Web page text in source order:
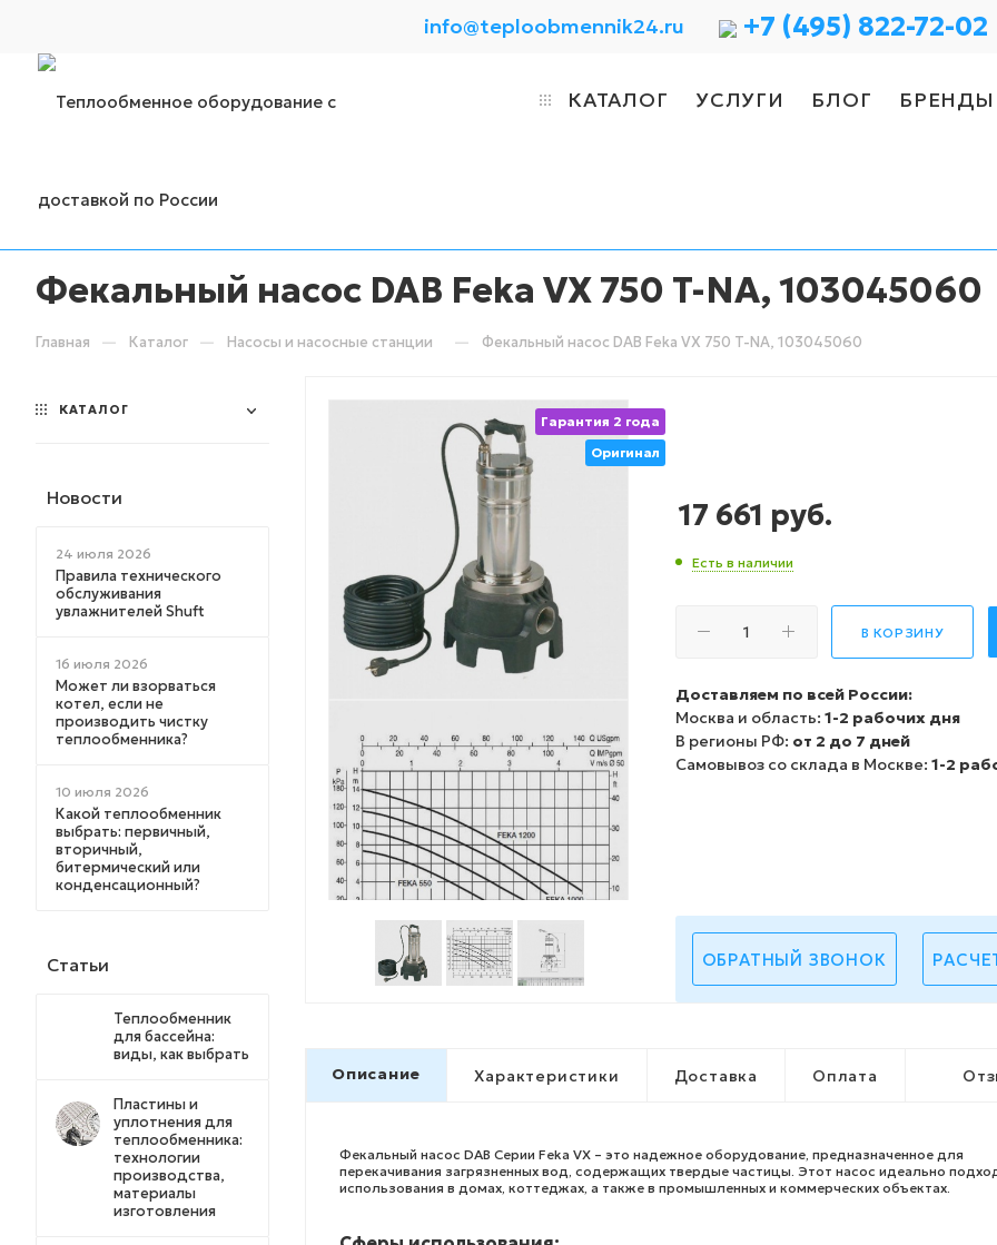
info@teploobmennik24.ru +7 (495) 822-72-02
КАТАЛОГ УСЛУГИ БЛОГ БРЕНДЫ
Фекальный насос DAB Feka VX 750 T-NA, 103045060
Главная — Каталог — Насосы и насосные станции — Фекальный насос DAB Feka VX 750 T-NA, 103045060
Гарантия 2 года
Оригинал
17 661 руб.
Есть в наличии
В КОРЗИНУ
Доставляем по всей России:
Москва и область: 1-2 рабочих дня
В регионы РФ: от 2 до 7 дней
Самовывоз со склада в Москве: 1-2
ОБРАТНЫЙ ЗВОНОК
Описание Характеристики Доставка Оплата
Фекальный насос DAB Серии Feka VX – это надежное оборудование, предназначенное для
перекачивания загрязненных вод, содержащих твердые частицы. Этот насос идеально
использования в домах, коттеджах, а также в промышленных и коммерческих объектах.
КАТАЛОГ
Новости
24 июля 2026
Правила технического
обслуживания
увлажнителей Shuft
16 июля 2026
Может ли взорваться
котел, если не
производить чистку
теплообменника?
10 июля 2026
Какой теплообменник
выбрать: первичный,
вторичный,
битермический или
конденсационный?
Статьи
Теплообменник
для бассейна:
виды, как выбрать
Пластины и
уплотнения для
теплообменника:
технологии
производства,
материалы
изготовления